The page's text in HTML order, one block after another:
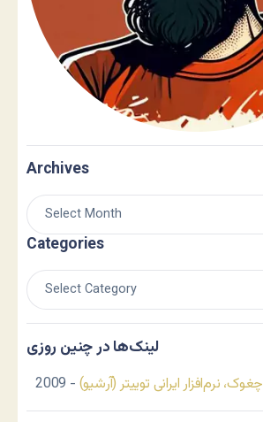
Archives
Categories
لینک‌ها در چنین روزی
چغوک، نرم‌افزار ایرانی توییتر (آرشیو) - 2009